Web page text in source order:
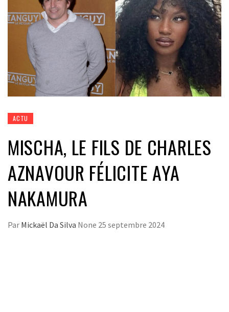
ACTU
MISCHA, LE FILS DE CHARLES
AZNAVOUR FÉLICITE AYA
NAKAMURA
Par Mickaël Da Silva None 25 septembre 2024